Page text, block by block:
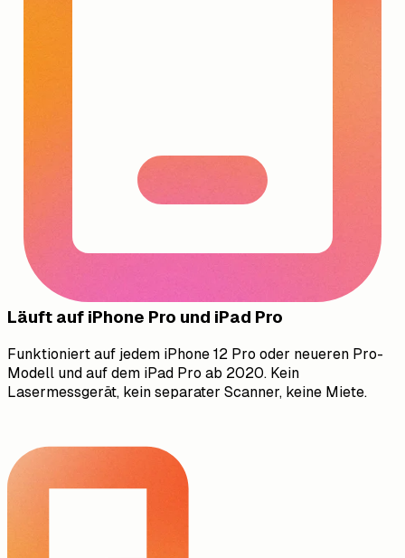
Läuft auf iPhone Pro und iPad Pro
Funktioniert auf jedem iPhone 12 Pro oder neueren Pro-
Modell und auf dem iPad Pro ab 2020. Kein
Lasermessgerät, kein separater Scanner, keine Miete.